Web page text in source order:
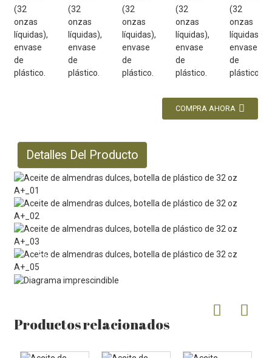
COMPRA AHORA
Detalles Del Producto
Productos relacionados